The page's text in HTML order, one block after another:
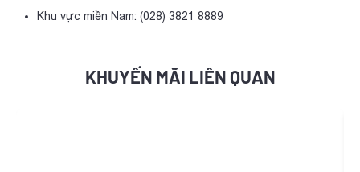
Khu vực miền Nam: (028) 3821 8889
KHUYẾN MÃI LIÊN QUAN